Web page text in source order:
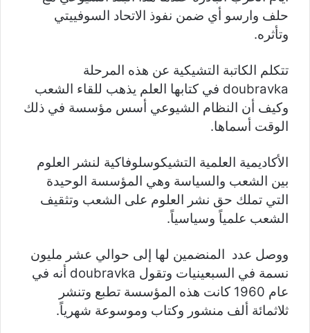
حلف وارسو أي ضمن نفوذ الاتحاد السوفييتي
وتأثره.
تتكلم الكاتبة التشيكية عن هذه المرحلة
doubravka في كتابها العلم يذهب للقاء الشعب
وكيف أن النظام الشيوعي أسس مؤسسة في ذلك
الوقت أسماها.
الأكاديمية العلمية التشيكوسلوفاكية لنشر العلوم
بين الشعب والسياسة وهي المؤسسة الوحيدة
التي تملك حق نشر العلوم على الشعب وتثقيف
الشعب علمياً وسياسياً.
ووصل عدد المنضمين لها إلى حوالي عشر مليون
نسمة في السبعينيات وتقول doubravka أنه في
عام 1960 كانت هذه المؤسسة تطبع وتنشر
ثلاثمائة ألف منشور وكتاب وموسوعة شهرياً.